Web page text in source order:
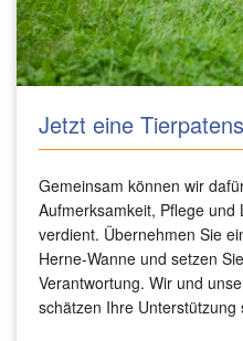
Jetzt eine
Gemeinsam können wir
Aufmerksamkeit, Pflege
verdient. Übernehmen Sie
Herne-Wanne und setzen
Verantwortung. Wir und
schätzen Ihre Unterstützung